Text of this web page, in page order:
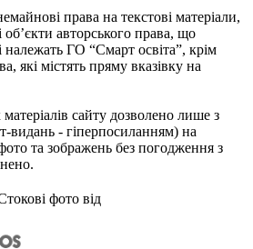
права на текстові матеріали,
авторського права, що
належать ГО “Смарт освіта”, крім
які містять пряму вказівку на
сайту дозволено лише з
видань - гіперпосиланням) на
та зображень без погодження з
фото від